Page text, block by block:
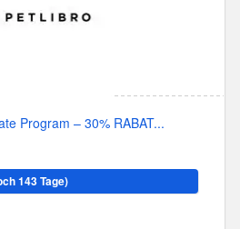
Program – 30% RABAT...
143 Tage)